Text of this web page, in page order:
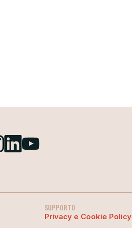
SUPPORTO
Privacy e Cookie Policy